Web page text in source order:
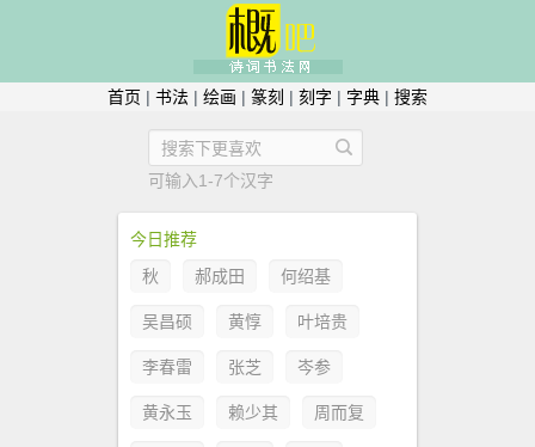
首页 | 书法 | 绘画 | 篆刻 | 刻字 | 字典 | 搜索
可输入1-7个汉字
今日推荐
秋
郝成田 何绍基
吴昌硕 黄惇 叶培贵
李春雷 张芝 岑参
黄永玉 赖少其 周而复